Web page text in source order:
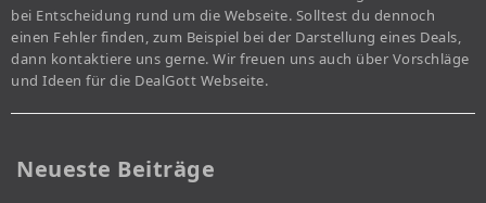
bei Entscheidung rund um die Webseite. Solltest du dennoch
einen Fehler finden, zum Beispiel bei der Darstellung eines Deals,
dann kontaktiere uns gerne. Wir freuen uns auch über Vorschläge
und Ideen für die DealGott Webseite.
Neueste Beiträge